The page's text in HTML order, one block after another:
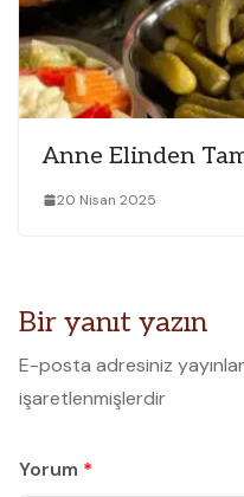
Anne Elinden
20 Nisan 2025
Bir yanıt yazın
E-posta adresiniz
işaretlenmişlerdir
Yorum *